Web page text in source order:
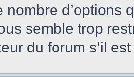
nombre d’options
semble trop
du forum s’il